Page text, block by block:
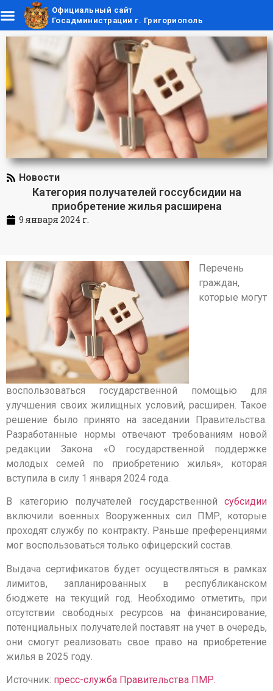
Официальный сайт
Госадминистрации г. Григориополь
Новости
Категория получателей госсубсидии на
приобретение жилья расширена
9 января 2024 г.
Перечень
граждан,
которые могут
воспользоваться государственной помощью для
улучшения своих жилищных условий, расширен. Такое
решение было принято на заседании Правительства.
Разработанные нормы отвечают требованиям новой
редакции Закона «О государственной поддержке
молодых семей по приобретению жилья», которая
вступила в силу 1 января 2024 года.
В категорию получателей государственной субсидии
включили военных Вооруженных сил ПМР, которые
проходят службу по контракту. Раньше преференциями
мог воспользоваться только офицерский состав.
Выдача сертификатов будет осуществляться в рамках
лимитов, запланированных в республиканском
бюджете на текущий год. Необходимо отметить, при
отсутствии свободных ресурсов на финансирование,
потенциальных получателей поставят на учет в очередь,
они смогут реализовать свое право на приобретение
жилья в 2025 году.
Источник: пресс-служба Правительства ПМР.